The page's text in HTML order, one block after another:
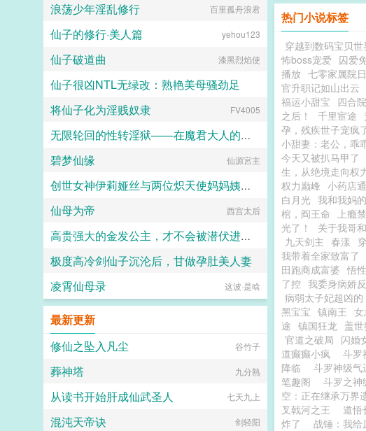
热门小说标签
穿越到数码宝贝世
怖boss宠爱 囚爱
播放 七零家属院
官升职记如山出云
福运小甜宝 四合
之后！
千里宦途
孕，残疾世子宠疯
小甜妻：老公，乖
今天又被扒马甲了
生，从绝境走向权
权力巅峰 小药店
白月光 我和我妈
棺，阎王命
上瘾
光了！
关于我哥
九天剑主 春漾
我带着全家致富了
田跑商成富婆 悟
了控 我委身病娇
病弱太子妃超凶的
黑宝宝 镇南王
途 镇国狂龙 盖
官道之破局 闪婚
道癫癫小疯
斗罗
降临
斗罗神级气
笔趣阁
斗罗之神
空：正在继承万界
叉戟河之王
道悟
炸了
战锤：我给
浪荡少年淫乱修行 百里孤舟浪君
仙子的修行·美人篇 yehou123
仙子破道曲 漆黑烈焰使
仙子很凶NTL无绿改：熟艳美母骚劲足
羽溺田
将仙子化为淫贱奴隶 FV4005
无限轮回的性转淫狱——在魔君大人的调教下成为温婉可人的小妻子吧！
逝者夜卫
碧梦仙缘 仙源宮主
创世女神伊莉娅丝与两位炽天使妈妈姨妈一起输给勇者的肉棒，神国沦陷成为新神王的永世肉便器
愛と税のために
仙母为帝 西宫太后
高贵强大的金发公主，才不会被潜伏进来的区区邪教徒，催眠调教后堕落成人格排泄雌媚牝妻呢！
风羽飘零
极度高冷剑仙子沉沦后，甘做孕肚美人妻
于穹之下
凌霄仙母录 这波·是啥
最新更新
修仙之坠入凡尘
谷竹子
葬神塔 九分熟
从读书开始肝成仙武圣人 七天九上
混沌天帝诀 剑轻阳